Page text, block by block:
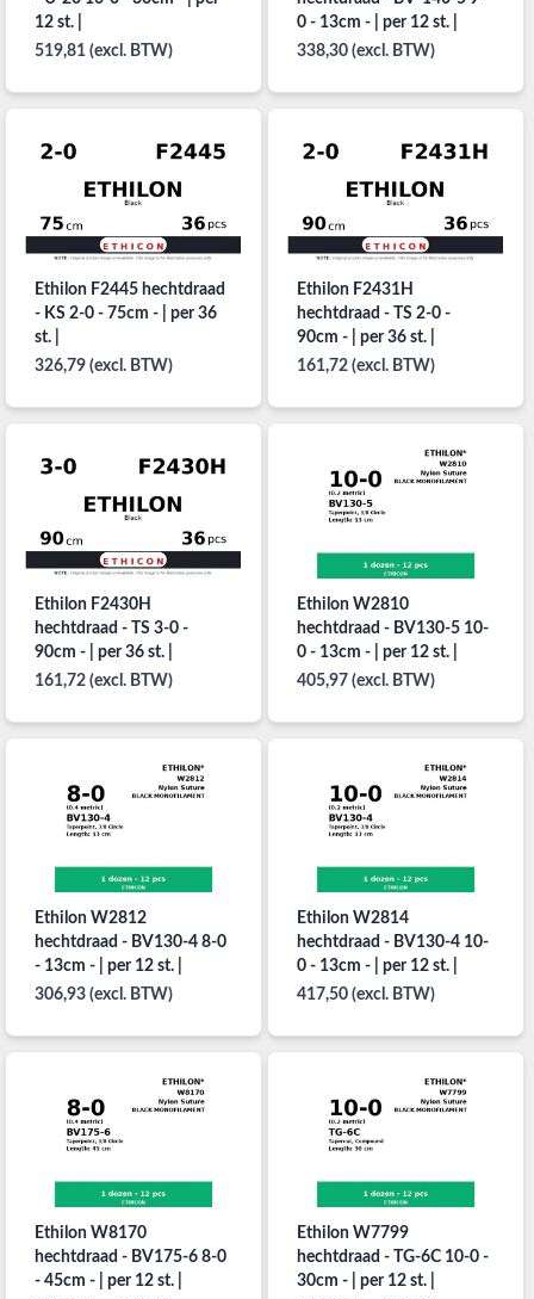
12 st. |
519,81 (excl. BTW)
0 - 13cm - | per 12 st. |
338,30 (excl. BTW)
Ethilon F2445 hechtdraad
- KS 2-0 - 75cm - | per 36
st. |
326,79 (excl. BTW)
Ethilon F2431H
hechtdraad - TS 2-0 -
90cm - | per 36 st. |
161,72 (excl. BTW)
Ethilon F2430H
hechtdraad - TS 3-0 -
90cm - | per 36 st. |
161,72 (excl. BTW)
Ethilon W2810
hechtdraad - BV130-5 10-
0 - 13cm - | per 12 st. |
405,97 (excl. BTW)
Ethilon W2812
hechtdraad - BV130-4 8-0
- 13cm - | per 12 st. |
306,93 (excl. BTW)
Ethilon W2814
hechtdraad - BV130-4 10-
0 - 13cm - | per 12 st. |
417,50 (excl. BTW)
Ethilon W8170
hechtdraad - BV175-6 8-0
- 45cm - | per 12 st. |
Ethilon W7799
hechtdraad - TG-6C 10-0 -
30cm - | per 12 st. |